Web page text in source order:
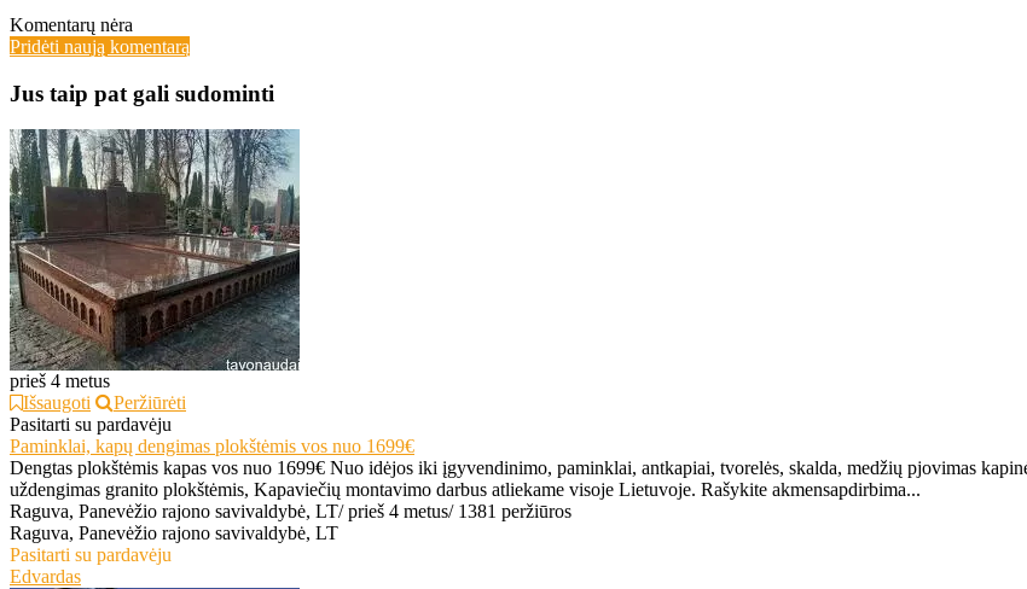
Komentarų nėra
Pridėti naują komentarą
Jus taip pat gali sudominti
prieš 4 metus
Išsaugoti
Peržiūrėti
Pasitarti su pardavėju
Paminklai, kapų dengimas plokštėmis vos nuo 1699€
Dengtas plokštėmis kapas vos nuo 1699€ Nuo idėjos iki įgyvendinimo, paminklai, antkapiai, tvorelės, skalda, medžių pjovimas
uždengimas granito plokštėmis, Kapaviečių montavimo darbus atliekame visoje Lietuvoje. Rašykite akmensapdirbima...
Raguva, Panevėžio rajono savivaldybė, LT/ prieš 4 metus/ 1381 peržiūros
Raguva, Panevėžio rajono savivaldybė, LT
Pasitarti su pardavėju
Edvardas